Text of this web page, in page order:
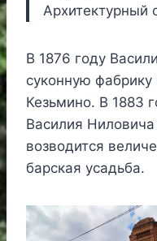
Архитектурный
В 1876 году
суконную фабрику
Кезьмино. В 1883
Василия
возводится
барская усадьба.